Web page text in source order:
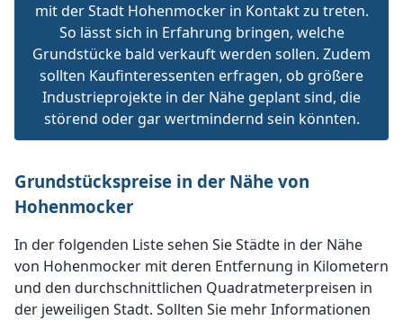
mit der Stadt Hohenmocker in Kontakt zu treten.
So lässt sich in Erfahrung bringen, welche
Grundstücke bald verkauft werden sollen. Zudem
sollten Kaufinteressenten erfragen, ob größere
Industrieprojekte in der Nähe geplant sind, die
störend oder gar wertmindernd sein könnten.
Grundstückspreise in der Nähe von
Hohenmocker
In der folgenden Liste sehen Sie Städte in der Nähe
von Hohenmocker mit deren Entfernung in Kilometern
und den durchschnittlichen Quadratmeterpreisen in
der jeweiligen Stadt. Sollten Sie mehr Informationen